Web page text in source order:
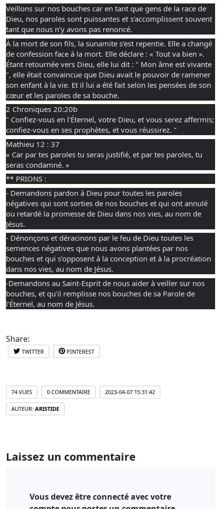
Veillons sur nos bouches car en tant que gens de la race de
Dieu, nos paroles sont puissantes et s'accomplissent souvent
tant que nous n’y avons pas renoncé.
À la mort de son fils, la sunamite s’est repentie. Elle a changé
de confession face à la mort. Elle déclare : « Tout va bien ».
Étant retournée vers Dieu, elle lui dit : " Mon âme est vivante
", elle était convaincue que Dieu avait le pouvoir de ramener
son enfant à la vie. Et il lui a été fait selon les pensées de son
cœur et les paroles de sa bouche.
2 Chroniques 20:20b
" Confiez-vous en l'Éternel, votre Dieu, et vous serez affermis;
confiez-vous en ses prophètes, et vous réussirez. "
Mathieu 12 : 37
« Car par tes paroles tu seras justifié, et par tes paroles, tu
seras condamné. »
** PRIONS :
- Demandons pardon à Dieu pour toutes les paroles
négatives qui sont sorties de nos bouches et qui ont annulé
ou retardé la promesse de Dieu dans nos vies, au nom de
Jésus.
- Dénonçons et déracinons par le feu de Dieu toutes les
semences négatives que nous avons plantées par nos
bouches et qui s’opposent à la conception et à la procréation
dans nos vies, au nom de Jésus.
-Demandons au Saint-Esprit de nous aider à veiller sur nos
bouches, et qu’il remplisse nos bouches de sa Parole de
l'Éternel, au nom de Jésus.
Share:
TWITTER PINTEREST
74 VUES 0 COMMENTAIRE 2023-04-07 15:31:42
AUTEUR: ARISTIDE
Laissez un commentaire
Vous devez être connecté avec votre